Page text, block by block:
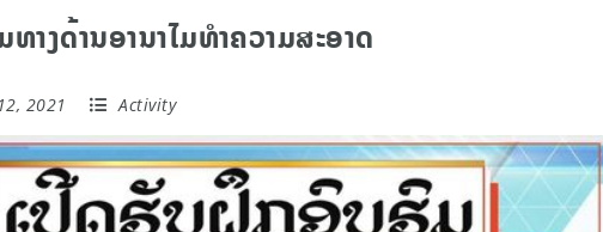
າງດ້ານອານາໄມທຳຄວາມສະອາດ
2021 Activity